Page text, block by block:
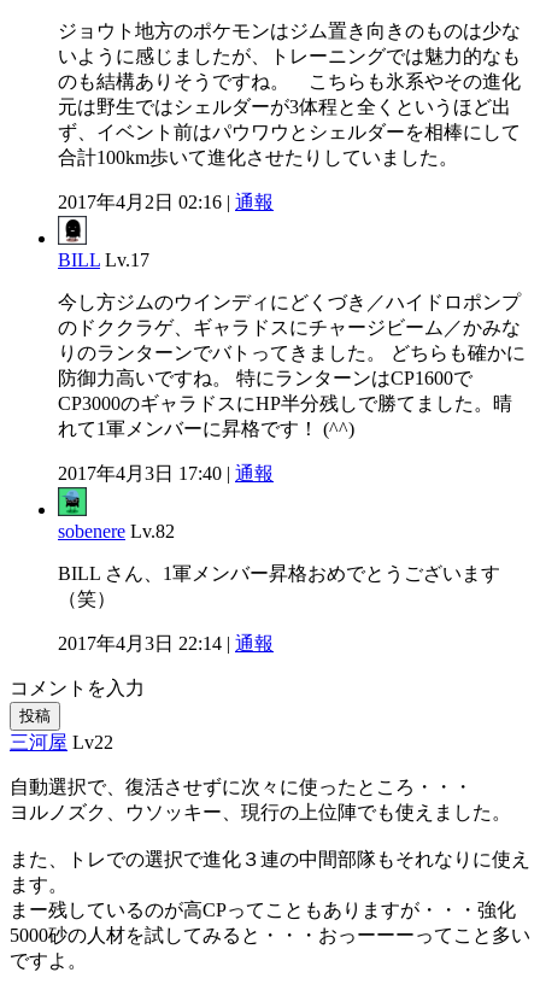
ジョウト地方のポケモンはジム置き向きのものは少な
いように感じましたが、トレーニングでは魅力的なも
のも結構ありそうですね。 こちらも氷系やその進化
元は野生ではシェルダーが3体程と全くというほど出
ず、イベント前はパウワウとシェルダーを相棒にして
合計100km歩いて進化させたりしていました。
2017年4月2日 02:16 | 通報
BILL Lv.17
今し方ジムのウインディにどくづき／ハイドロポンプ
のドククラゲ、ギャラドスにチャージビーム／かみな
りのランターンでバトってきました。 どちらも確かに
防御力高いですね。 特にランターンはCP1600で
CP3000のギャラドスにHP半分残しで勝てました。晴
れて1軍メンバーに昇格です！ (^^)
2017年4月3日 17:40 | 通報
sobenere Lv.82
BILL さん、1軍メンバー昇格おめでとうございます
（笑）
2017年4月3日 22:14 | 通報
コメントを入力
投稿
三河屋 Lv22
自動選択で、復活させずに次々に使ったところ・・・
ヨルノズク、ウソッキー、現行の上位陣でも使えました。
また、トレでの選択で進化３連の中間部隊もそれなりに使え
ます。
まー残しているのが高CPってこともありますが・・・強化
5000砂の人材を試してみると・・・おっーーーってこと多い
ですよ。